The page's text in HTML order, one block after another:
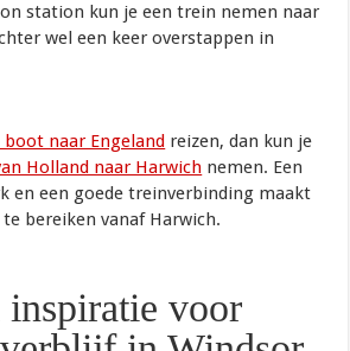
station kun je een trein nemen naar
wel een keer overstappen in
boot naar Engeland reizen, dan kun je
Holland naar Harwich nemen. Een
en een goede treinverbinding maakt
bereiken vanaf Harwich.
inspiratie voor